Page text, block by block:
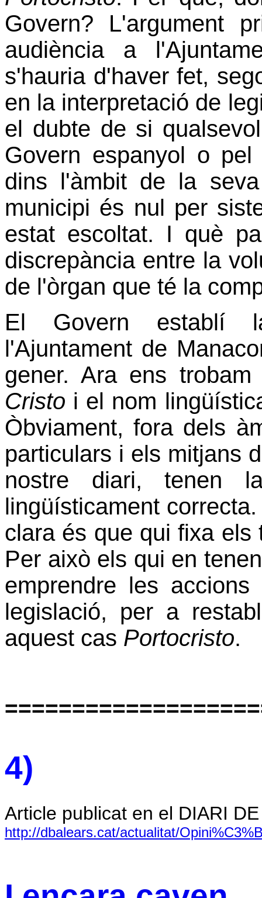
Govern? L'argument
audiència a
s'hauria d'haver fet,
en la interpretació de
el dubte de si
Govern espanyol o
dins l'àmbit de la
municipi és nul per
estat escoltat. I què
discrepància entre la
de l'òrgan que té la
El Govern establí
l'Ajuntament de
gener. Ara ens
Cristo i el nom
Òbviament, fora dels
particulars i els mitjans
nostre diari, tenen
lingüísticament
clara és que qui fixa els
Per això els qui en
emprendre les
legislació, per a
aquest cas Portocristo.
4)
Article publicat en el DIARI
http://dbalears.cat/actualitat/